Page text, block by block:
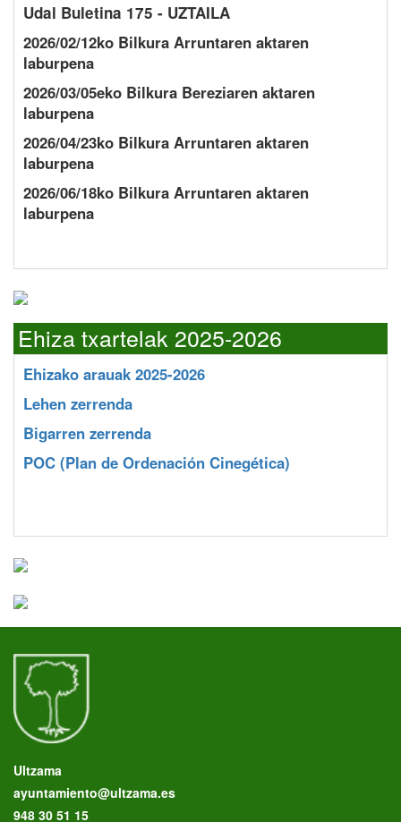
Udal Buletina 175 - UZTAILA
2026/02/12ko Bilkura Arruntaren aktaren
laburpena
2026/03/05eko Bilkura Bereziaren aktaren
laburpena
2026/04/23ko Bilkura Arruntaren aktaren
laburpena
2026/06/18ko Bilkura Arruntaren aktaren
laburpena
Ehiza txartelak 2025-2026
Ehizako arauak 2025-2026
Lehen zerrenda
Bigarren zerrenda
POC (Plan de Ordenación Cinegética)
Ultzama
ayuntamiento@ultzama.es
948 30 51 15